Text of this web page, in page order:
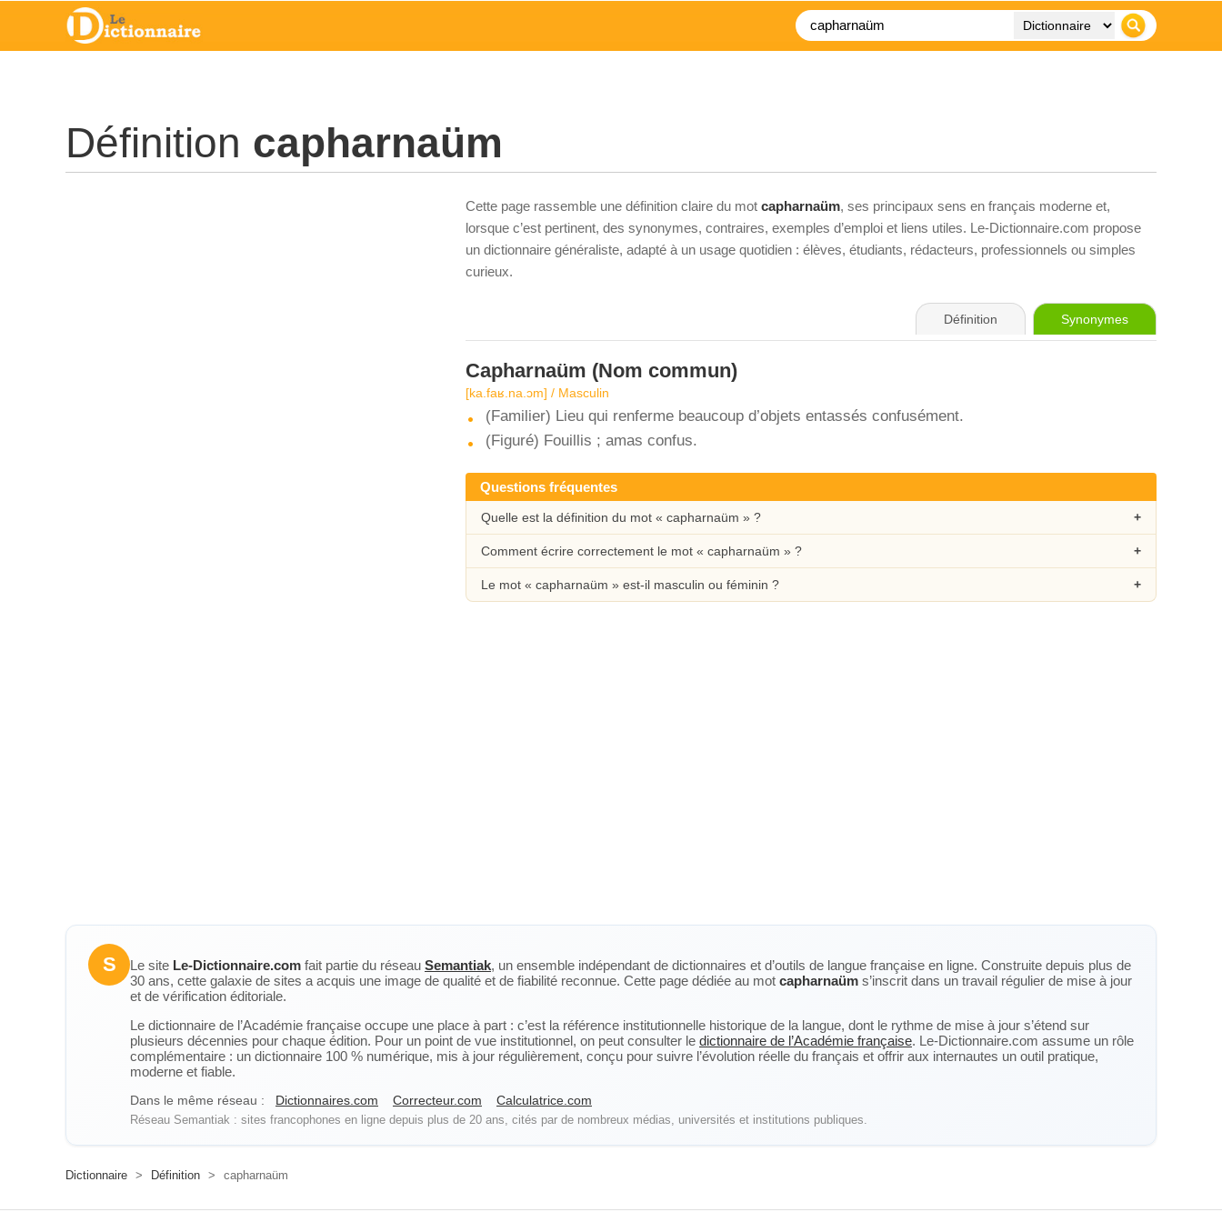
Définition capharnaüm
Cette page rassemble une définition claire du mot capharnaüm, ses principaux sens en français moderne et,
lorsque c’est pertinent, des synonymes, contraires, exemples d’emploi et liens utiles. Le-Dictionnaire.com propose
un dictionnaire généraliste, adapté à un usage quotidien : élèves, étudiants, rédacteurs, professionnels ou simples
curieux.
Définition Synonymes
Capharnaüm (Nom commun)
[ka.faʁ.na.ɔm] / Masculin
(Familier) Lieu qui renferme beaucoup d’objets entassés confusément.
(Figuré) Fouillis ; amas confus.
Questions fréquentes
Quelle est la définition du mot « capharnaüm » ?
Comment écrire correctement le mot « capharnaüm » ?
Le mot « capharnaüm » est-il masculin ou féminin ?
S Le site Le-Dictionnaire.com fait partie du réseau Semantiak, un ensemble indépendant de dictionnaires et d’outils de langue française en ligne. Construite depuis plus de
30 ans, cette galaxie de sites a acquis une image de qualité et de fiabilité reconnue. Cette page dédiée au mot capharnaüm s’inscrit dans un travail régulier de mise à jour
et de vérification éditoriale.
Le dictionnaire de l’Académie française occupe une place à part : c’est la référence institutionnelle historique de la langue, dont le rythme de mise à jour s’étend sur
plusieurs décennies pour chaque édition. Pour un point de vue institutionnel, on peut consulter le dictionnaire de l’Académie française. Le-Dictionnaire.com assume un rôle
complémentaire : un dictionnaire 100 % numérique, mis à jour régulièrement, conçu pour suivre l’évolution réelle du français et offrir aux internautes un outil pratique,
moderne et fiable.
Dans le même réseau : Dictionnaires.com Correcteur.com Calculatrice.com
Réseau Semantiak : sites francophones en ligne depuis plus de 20 ans, cités par de nombreux médias, universités et institutions publiques.
Dictionnaire > Définition > capharnaüm